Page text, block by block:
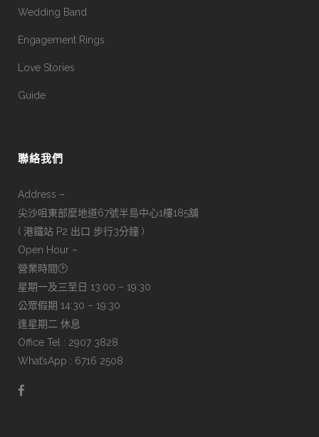
Wedding Band
Engagement Rings
Love Stories
Guide
聯絡我們
Address –
尖沙咀東部麼地道67號半島中心1樓185舖
( 港鐵站 P2 出口 步行3分鐘 )
Open Hour –
營業時間🕑
星期一及三至日 13:00 – 19:30
公眾假期 14:30 – 19:30
逢星期二 休息
Office Tel : 2907 3828
What’sApp : 6716 2508